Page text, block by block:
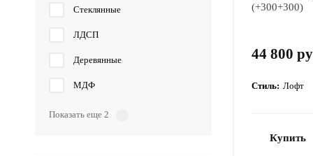
Стеклянные
ЛДСП
Деревянные
МДФ
Показать еще 2
(+300+300)
44 800
Стиль: Лофт
Купить